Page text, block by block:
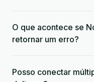
O que acontece se
retornar um erro?
Posso conectar